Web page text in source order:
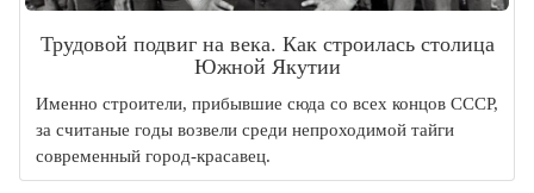
Трудовой подвиг на века. Как строилась столица
Южной Якутии
Именно строители, прибывшие сюда со всех концов СССР,
за считаные годы возвели среди непроходимой тайги
современный город-красавец.